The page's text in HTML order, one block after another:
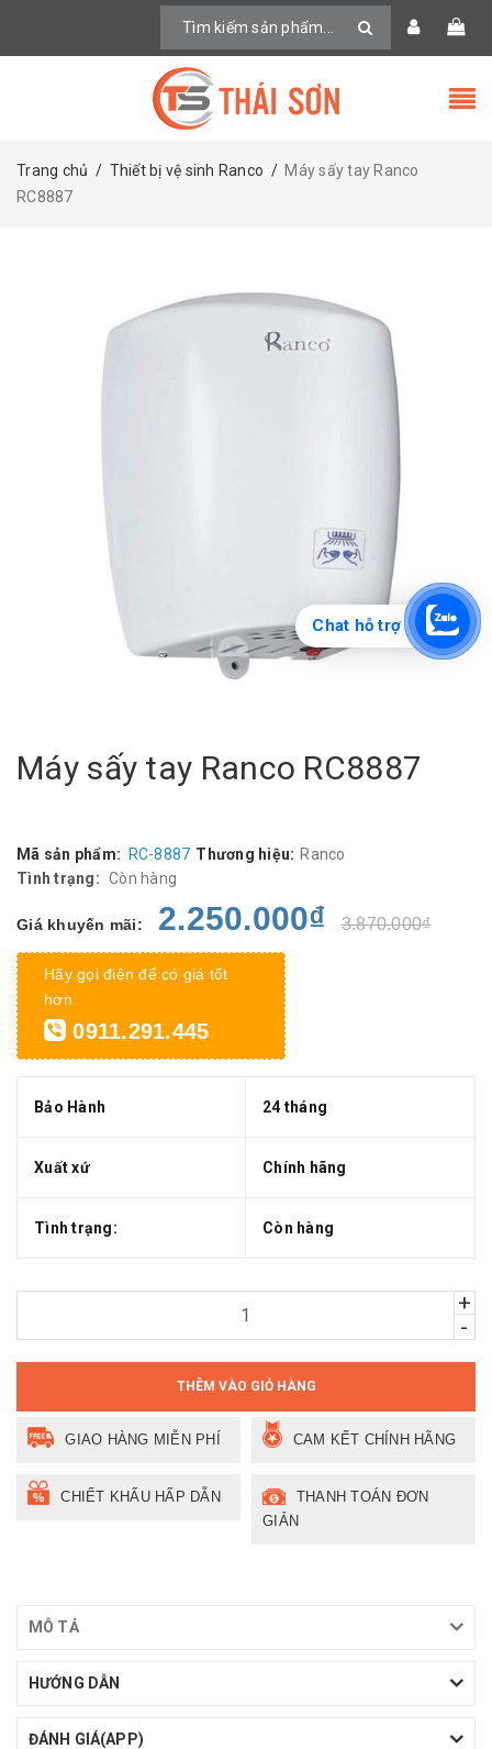
Trang chủ / Thiết bị vệ sinh Ranco / Máy sấy tay Ranco
RC8887
Máy sấy tay Ranco RC8887
Mã sản phẩm: RC-8887 Thương hiệu: Ranco
Tình trạng: Còn hàng
Giá khuyến mãi: 2.250.000₫ 3.870.000₫
Hãy gọi điện để có giá tốt
hơn
0911.291.445
Bảo Hành 24 tháng
Xuất xứ Chính hãng
Tình trạng: Còn hàng
+
-
THÊM VÀO GIỎ HÀNG
GIAO HÀNG MIỄN PHÍ CAM KẾT CHÍNH HÃNG
CHIẾT KHẤU HẤP DẪN
THANH TOÁN ĐƠN
GIẢN
MÔ TẢ
HƯỚNG DẪN
ĐÁNH GIÁ(APP)
Chat hỗ trợ